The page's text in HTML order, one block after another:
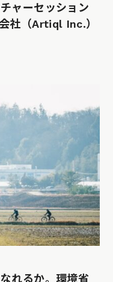
ャーセッション
社（Artiql Inc.）
れるか。環境省